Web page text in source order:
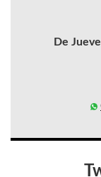
De